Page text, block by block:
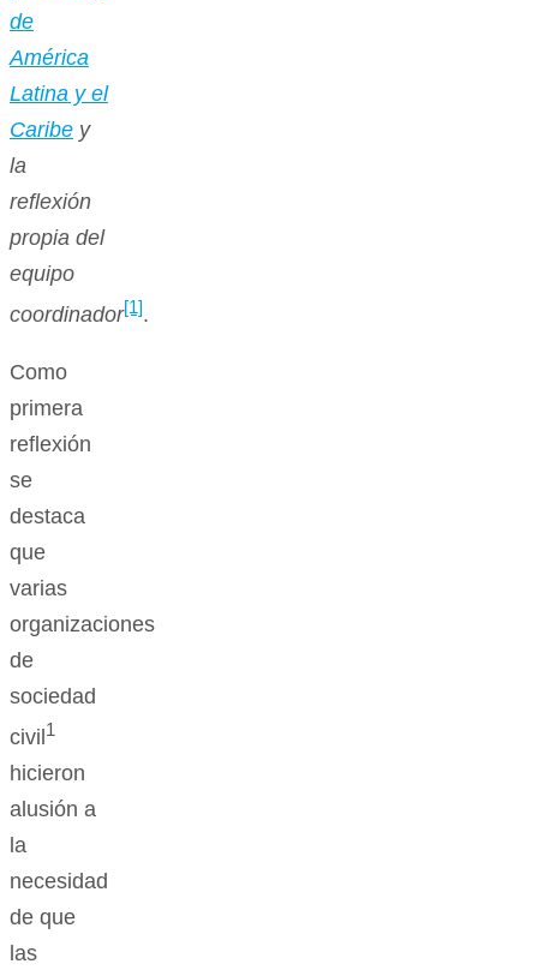
de
América
Latina y el
Caribe y
la
reflexión
propia del
equipo
coordinador[1].
Como
primera
reflexión
se
destaca
que
varias
organizaciones
de
sociedad
civil 1
hicieron
alusión a
la
necesidad
de que
las